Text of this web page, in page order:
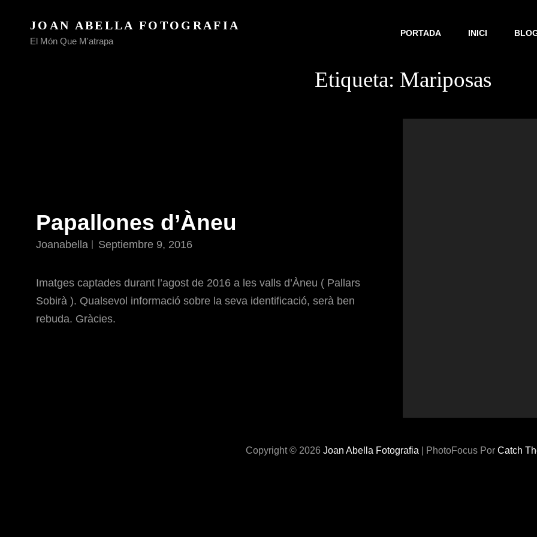
JOAN ABELLA FOTOGRAFIA
El Món Que M'atrapa
PORTADA INICI
Etiqueta: Mariposas
Papallones d’Àneu
Joanabella Septiembre 9, 2016
Imatges captades durant l’agost de 2016 a les valls d’Àneu ( Pallars
Sobirà ). Qualsevol informació sobre la seva identificació, serà ben
rebuda. Gràcies.
Copyright © 2026 Joan Abella Fotografia PhotoFocus Por Catch